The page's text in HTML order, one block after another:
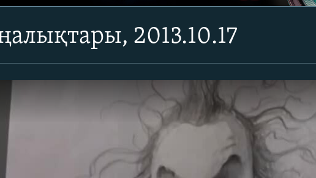
2013.10.17